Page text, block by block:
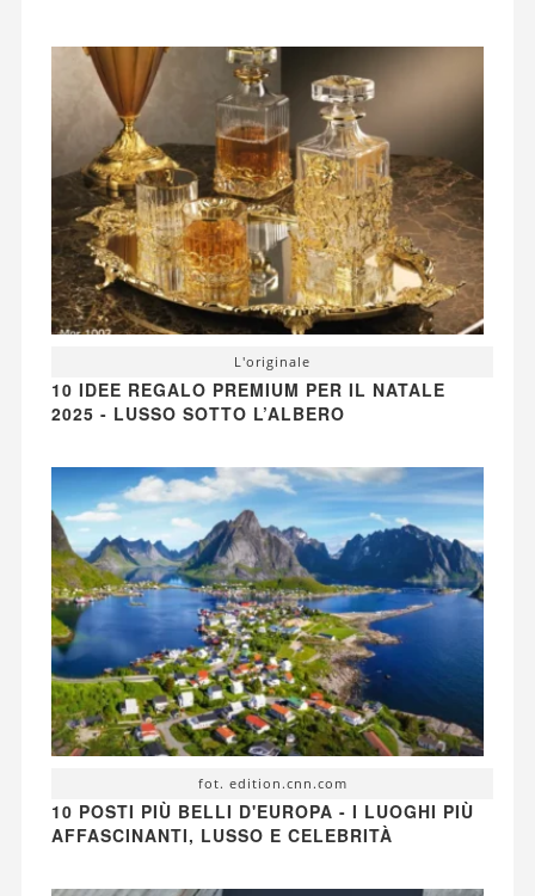
L'originale
10 IDEE REGALO PREMIUM PER IL NATALE
2025 - LUSSO SOTTO L’ALBERO
fot. edition.cnn.com
10 POSTI PIÙ BELLI D'EUROPA - I LUOGHI PIÙ
AFFASCINANTI, LUSSO E CELEBRITÀ